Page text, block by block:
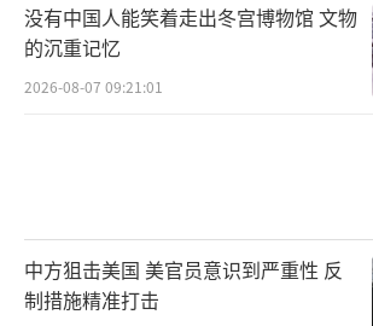
没有中国人能笑着走出冬宫博物馆 文物
的沉重记忆
2026-08-07 09:21:01
中方狙击美国 美官员意识到严重性 反
制措施精准打击